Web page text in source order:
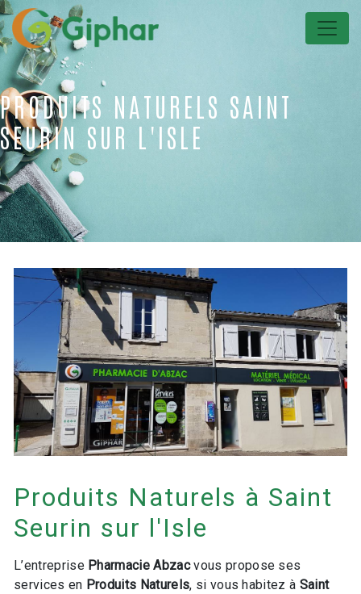
Panneau de gestion des cookies
PRODUITS NATURELS SAINT
SEURIN SUR L'ISLE
Produits Naturels à Saint
Seurin sur l'Isle
L’entreprise Pharmacie Abzacvous propose ses
services en Produits Naturels, si vous habitez à Saint